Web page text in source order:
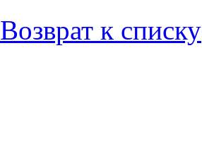
Возврат к списку